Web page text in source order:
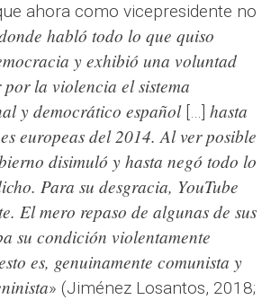
ahora como vicepresidente no
habló todo lo que quiso
y exhibió una voluntad
la violencia el sistema
y democrático español[…] hasta
europeas del 2014. Al ver posible
disimuló y hasta negó todo lo
Para su desgracia, YouTube
El mero repaso de algunas de sus
su condición violentamente
es, genuinamente comunista y
» (Jiménez Losantos, 2018;